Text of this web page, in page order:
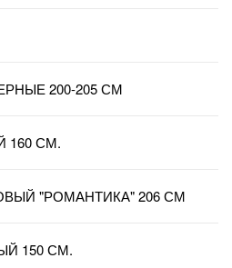
200-205 СМ
160 СМ.
"РОМАНТИКА" 206 СМ
150 СМ.